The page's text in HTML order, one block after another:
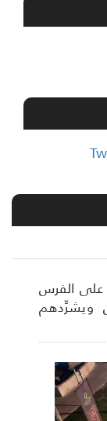
الفرس